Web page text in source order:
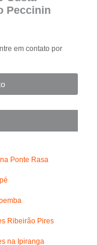
Peccinin
em contato por
Ponte Rasa
Ribeirão Pires
na Ipiranga